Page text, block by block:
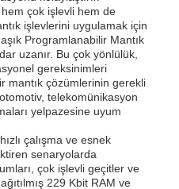
çok işlevli hem de
işlevlerini uygulamak için
Programlanabilir Mantık
uzanır. Bu çok yönlülük,
gereksinimleri
mantık çözümlerinin gerekli
telekomünikasyon
yelpazesine uyum
çalışma ve esnek
senaryolarda
çok işlevli geçitler ve
229 Kbit RAM ve